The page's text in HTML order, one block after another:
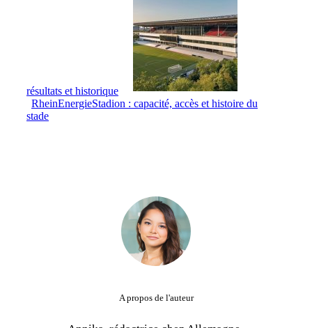
résultats et historique
RheinEnergieStadion : capacité, accès et histoire du
stade
A propos de l'auteur